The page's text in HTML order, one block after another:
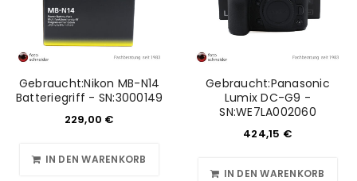
Gebraucht:Nikon MB-N14
Batteriegriff - SN:3000149
229,00 €
IN DEN WARENKORB
Gebraucht:Panasonic
Lumix DC-G9 -
SN:WE7LA002060
424,15 €
IN DEN WARENKORB